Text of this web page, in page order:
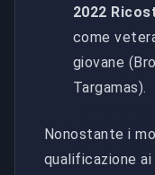
2022
come
giovane
Targamas).
Nonostante i
qualificazione